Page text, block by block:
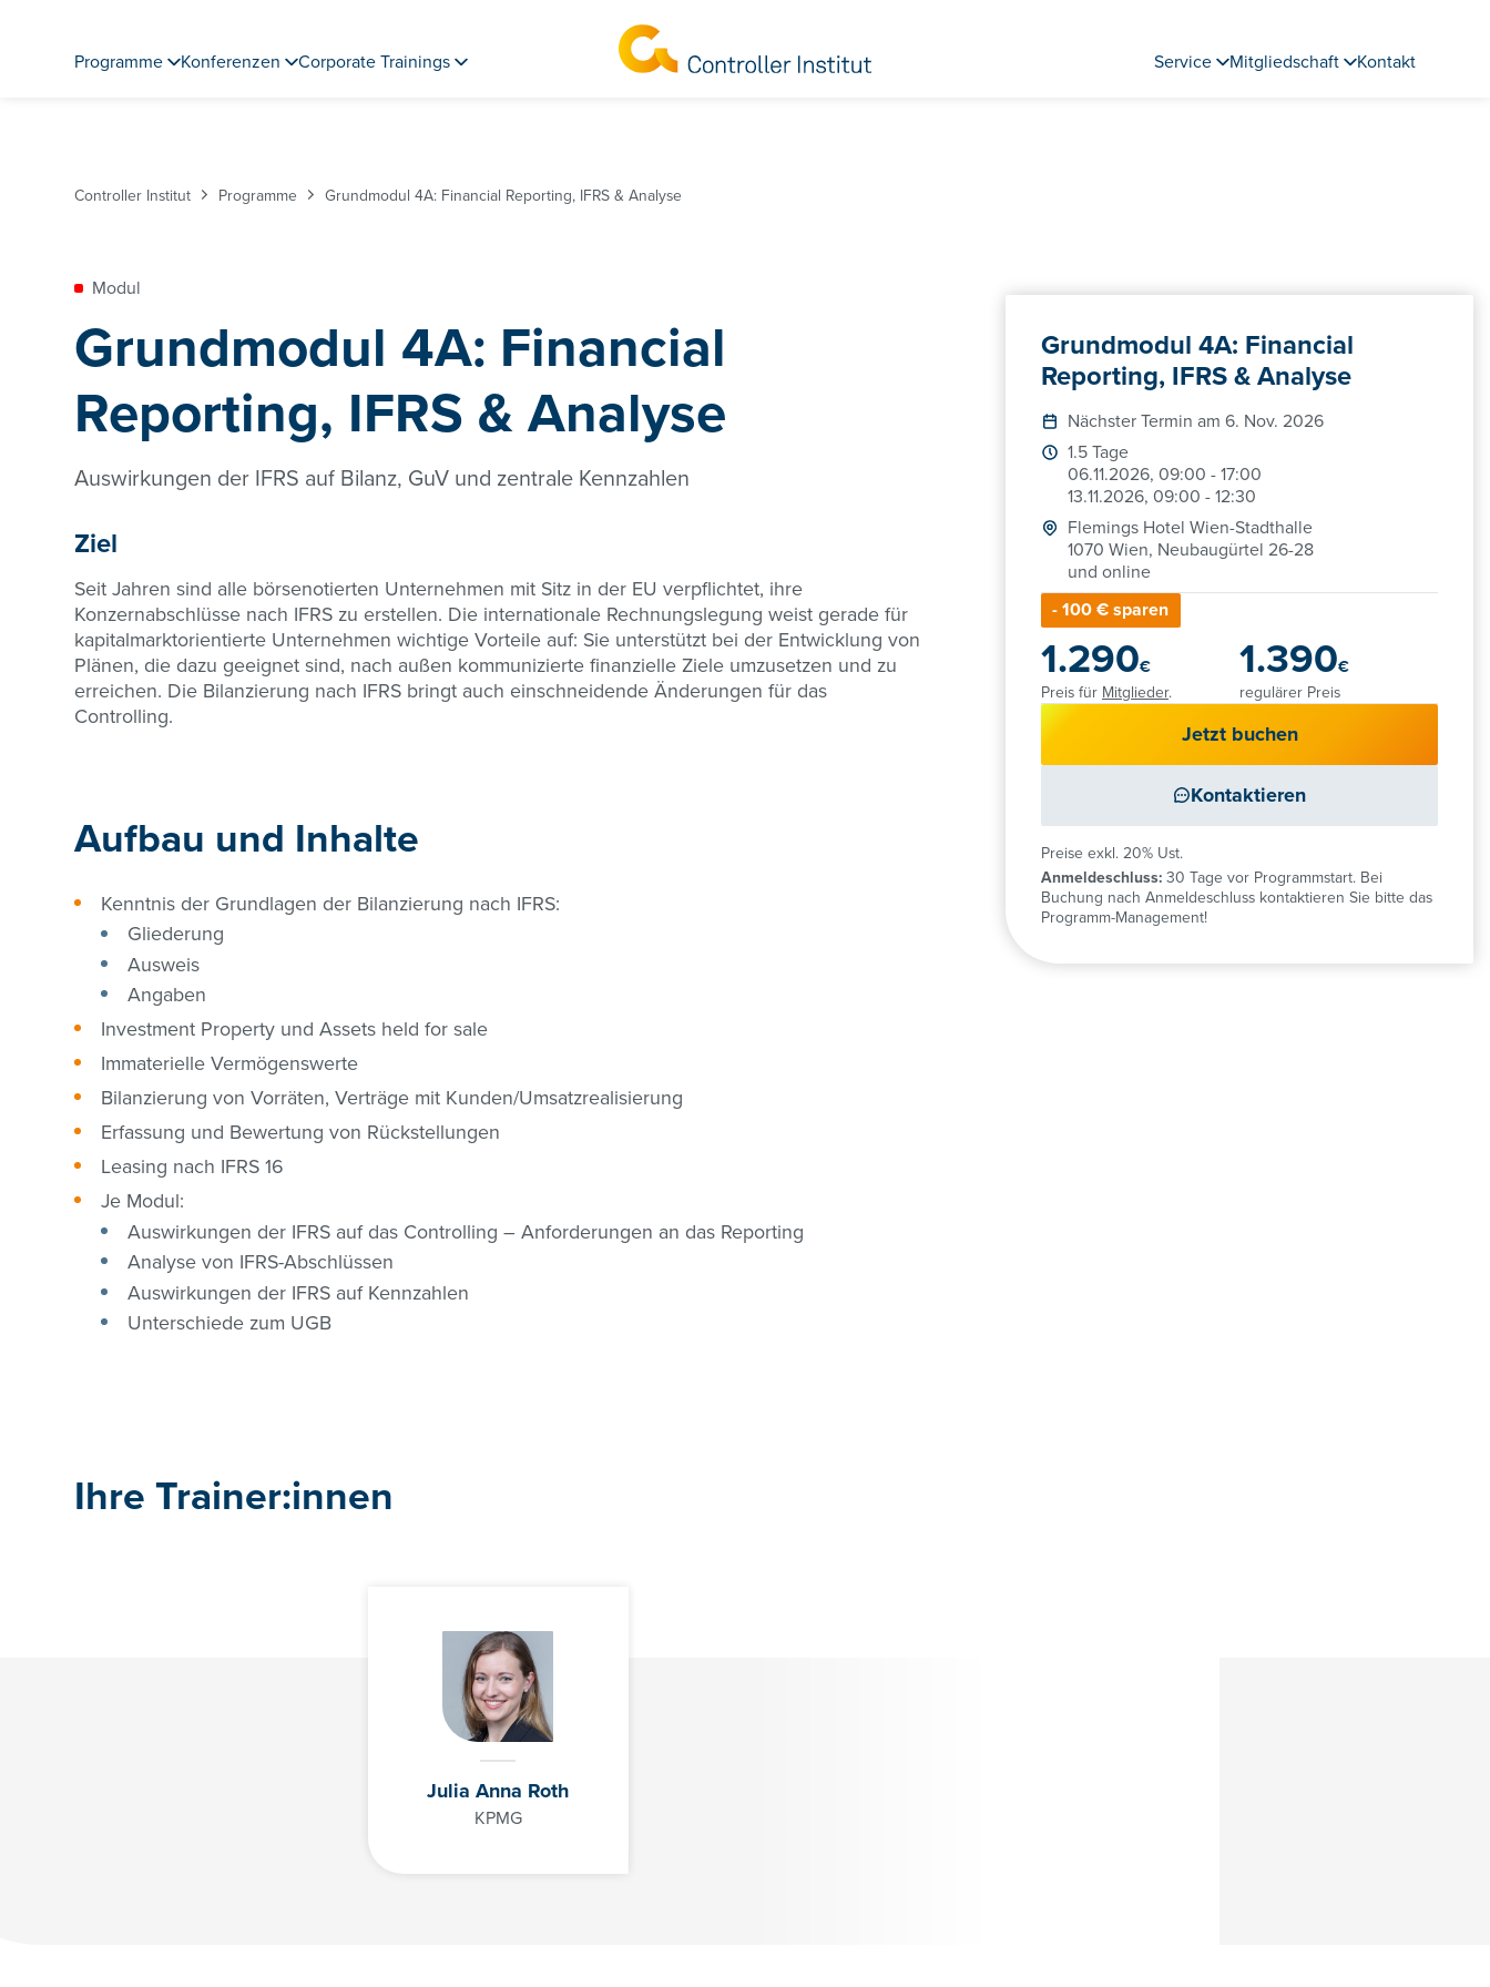
Programme Konferenzen Corporate Trainings Service Mitgliedschaft Kontakt
Controller Institut Programme Grundmodul 4A: Financial Reporting, IFRS & Analyse
Modul
Grundmodul 4A: Financial
Reporting, IFRS & Analyse
Auswirkungen der IFRS auf Bilanz, GuV und zentrale Kennzahlen
Ziel
Seit Jahren sind alle börsenotierten Unternehmen mit Sitz in der EU verpflichtet, ihre
Konzernabschlüsse nach IFRS zu erstellen. Die internationale Rechnungslegung weist gerade für
kapitalmarktorientierte Unternehmen wichtige Vorteile auf: Sie unterstützt bei der Entwicklung von
Plänen, die dazu geeignet sind, nach außen kommunizierte finanzielle Ziele umzusetzen und zu
erreichen. Die Bilanzierung nach IFRS bringt auch einschneidende Änderungen für das
Controlling.
Aufbau und Inhalte
Kenntnis der Grundlagen der Bilanzierung nach IFRS:
Gliederung
Ausweis
Angaben
Investment Property und Assets held for sale
Immaterielle Vermögenswerte
Bilanzierung von Vorräten, Verträge mit Kunden/Umsatzrealisierung
Erfassung und Bewertung von Rückstellungen
Leasing nach IFRS 16
Je Modul:
Auswirkungen der IFRS auf das Controlling – Anforderungen an das Reporting
Analyse von IFRS-Abschlüssen
Auswirkungen der IFRS auf Kennzahlen
Unterschiede zum UGB
Ihre Trainer:innen
Julia Anna Roth
KPMG
Grundmodul 4A: Financial
Reporting, IFRS & Analyse
Nächster Termin am 6. Nov. 2026
1.5 Tage
06.11.2026, 09:00 - 17:00
13.11.2026, 09:00 - 12:30
Flemings Hotel Wien-Stadthalle
1070 Wien, Neubaugürtel 26-28
und online
- 100 € sparen
1.290€
Preis für Mitglieder.
1.390€
regulärer Preis
Jetzt buchen
Kontaktieren
Preise exkl. 20% Ust.
Anmeldeschluss: 30 Tage vor Programmstart. Bei
Buchung nach Anmeldeschluss kontaktieren Sie bitte das
Programm-Management!